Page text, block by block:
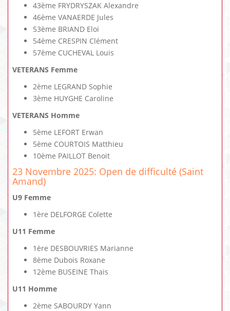
43ème FRYDRYSZAK Alexandre
46ème VANAERDE Jules
53ème BRIAND Eloi
54ème CRESPIN Clément
57ème CUCHEVAL Louis
VETERANS Femme
2ème LEGRAND Sophie
3ème HUYGHE Caroline
VETERANS Homme
5ème LEFORT Erwan
5ème COURTOIS Matthieu
10ème PAILLOT Benoit
23 Novembre 2025: Open de difficulté (Saint
Amand)
U9 Femme
1ère DELFORGE Colette
U11 Femme
1ère DESBOUVRIES Marianne
8ème Dubois Roxane
12ème BUSEINE Thais
U11 Homme
2ème SABOURDY Yann